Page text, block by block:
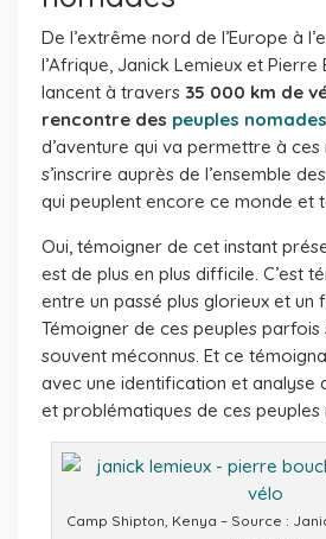
De l’extrême nord de l’Europe à
l’Afrique, Janick Lemieux et Pierre
lancent à travers 35 000 km de
rencontre des peuples nomades
d’aventure qui va permettre à
s’inscrire auprès de l’ensemble
qui peuplent encore ce monde et
Oui, témoigner de cet instant
est de plus en plus difficile. C’est
entre un passé plus glorieux et un
Témoigner de ces peuples parfois
souvent méconnus. Et ce
avec une identification et analyse
et problématiques de ces peuples
Camp Shipton, Kenya – Source :